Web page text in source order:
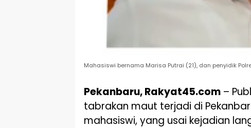
Mahasiswi bernama Marisa Putrai (21), dan penyidik
Pekanbaru, Rakyat45.com –
tabrakan maut terjadi di
mahasiswi, yang usai kejadian